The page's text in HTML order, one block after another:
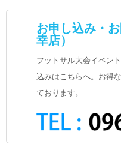
お申し込み・
幸店）
フットサル大会イベン
込みはこちらへ。お得
ております。